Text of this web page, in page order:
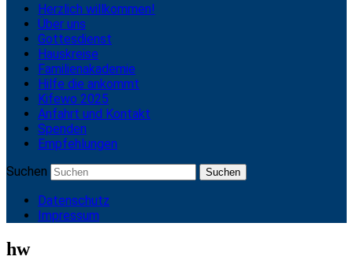
Herzlich willkommen!
Über uns
Gottesdienst
Hauskreise
Familienakademie
Hilfe die ankommt
Kifewo 2025
Anfahrt und Kontakt
Spenden
Empfehlungen
Suchen
Datenschutz
Impressum
hw